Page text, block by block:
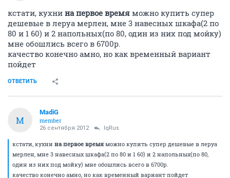
кстати, кухни на первое время можно купить супер
дешевые в леруа мерлен, мне 3 навесных шкафа(2 по
80 и 1 60) и 2 напольных(по 80, один из них под мойку)
мне обошлись всего в 6700р.
качество конечно амно, но как временный вариант
пойдет
ОТВЕТИТЬ
M
MadiG
member
26 сентября 2012 IqRus
кстати, кухни на первое время можно купить супер дешевые в леруа
мерлен, мне 3 навесных шкафа(2 по 80 и 1 60) и 2 напольных(по 80,
один из них под мойку) мне обошлись всего в 6700р.
качество конечно амно, но как временный вариант пойдет